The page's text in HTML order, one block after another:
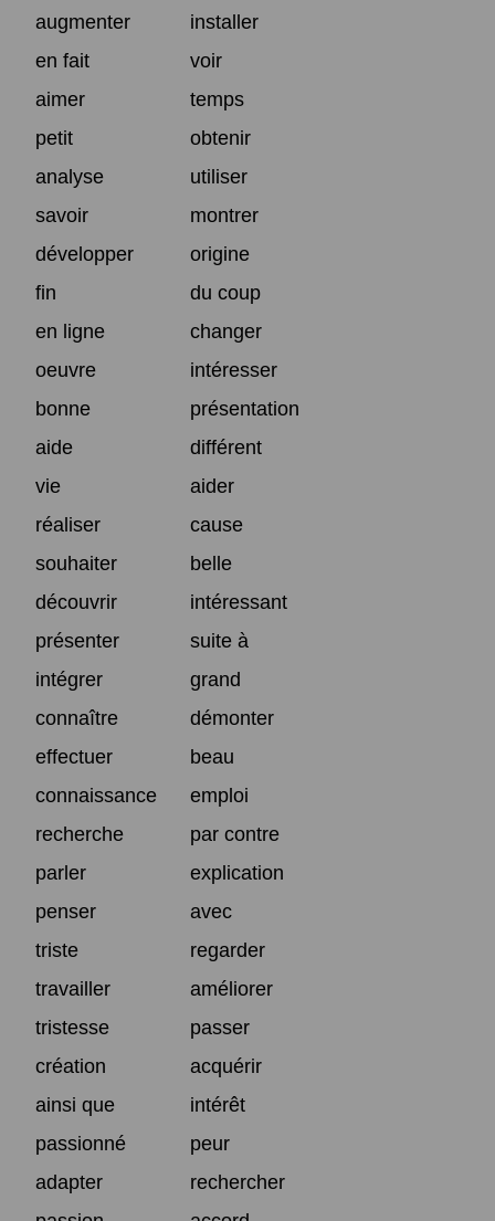
augmenter
installer
en fait
voir
aimer
temps
petit
obtenir
analyse
utiliser
savoir
montrer
développer
origine
fin
du coup
en ligne
changer
oeuvre
intéresser
bonne
présentation
aide
différent
vie
aider
réaliser
cause
souhaiter
belle
découvrir
intéressant
présenter
suite à
intégrer
grand
connaître
démonter
effectuer
beau
connaissance
emploi
recherche
par contre
parler
explication
penser
avec
triste
regarder
travailler
améliorer
tristesse
passer
création
acquérir
ainsi que
intérêt
passionné
peur
adapter
rechercher